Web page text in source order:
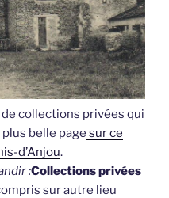
collections privées qui
belle page sur ce
d’Anjou.
:Collections privées
sur autre lieu